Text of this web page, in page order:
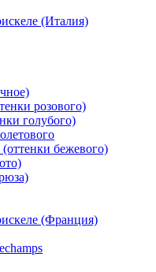
(Италия)
розового)
голубого)
бежевого)
(Франция)